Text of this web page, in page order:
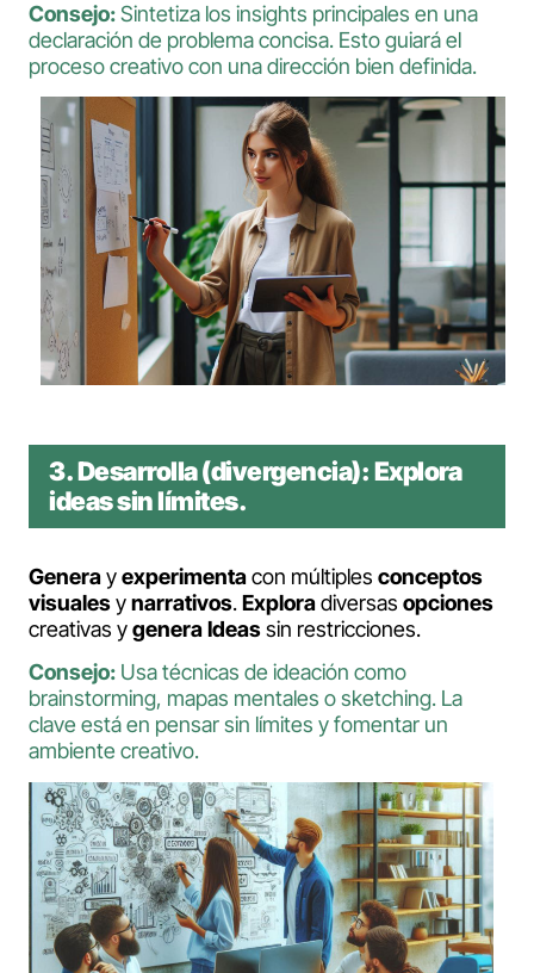
Consejo:Sintetiza los insights principales en una
declaración de problema concisa. Esto guiará el
proceso creativo con una dirección bien definida.
3.Desarrolla (divergencia):Explora
ideas sin límites.
Generayexperimentacon múltiples conceptos
visualesynarrativos.Exploradiversas opciones
creativas ygeneraIdeassin restricciones.
Consejo: Usa técnicas de ideación como
brainstorming, mapas mentales o sketching. La
clave está en pensar sin límites y fomentar un
ambiente creativo.